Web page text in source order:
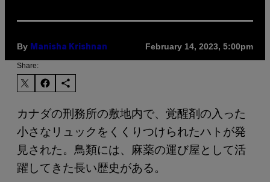
By Manisha Krishnan February 14, 2023, 5:00pm
Share:
カナダの刑務所の敷地内で、覚醒剤の入った
小さなリュックをくくりつけられたハトが発
見された。鳥類には、麻薬の運び屋として活
躍してきた長い歴史がある。